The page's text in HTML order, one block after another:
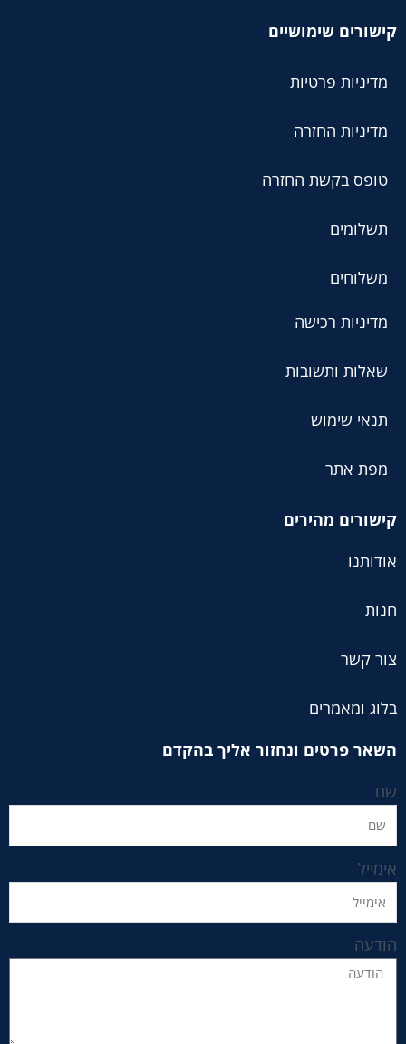
קישורים שימושיים
מדיניות פרטיות
מדיניות החזרה
טופס בקשת החזרה
תשלומים
משלוחים
מדיניות רכישה
שאלות ותשובות
תנאי שימוש
מפת אתר
קישורים מהירים
אודותנו
חנות
צור קשר
בלוג ומאמרים
השאר פרטים ונחזור אליך בהקדם
שם
אימייל
הודעה